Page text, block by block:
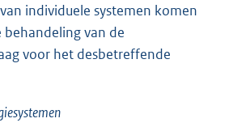
individuele systemen komen
van de
voor het desbetreffende